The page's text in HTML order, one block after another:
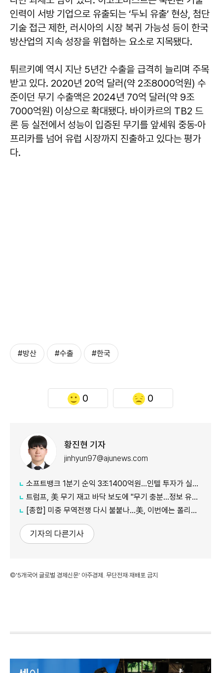
인력이 서방 기업으로 유출되는 ‘두뇌 유출’ 현상, 첨단
기술 접근 제한, 러시아의 시장 복귀 가능성 등이 한국
방산업의 지속 성장을 위협하는 요소로 지목됐다.
튀르키예 역시 지난 5년간 수출을 급격히 늘리며 주목
받고 있다. 2020년 20억 달러(약 2조8000억원) 수
준이던 무기 수출액은 2024년 70억 달러(약 9조
7000억원) 이상으로 확대됐다. 바이카르의 TB2 드
론 등 실전에서 성능이 입증된 무기를 앞세워 중동·아
프리카를 넘어 유럽 시장까지 진출하고 있다는 평가
다.
#방산 #수출 #한국
0 0
황진현 기자
jinhyun97@ajunews.com
소프트뱅크 1분기 순익 3조1400억원…인텔 투자가 실적 견인
트럼프, 美 무기 재고 바닥 보도에 "무기 충분…정보 유출자에 장기형"
[종합] 미중 무역전쟁 다시 불붙나…美, 이번에는 폴리실리콘 관세 15% 추진
기자의 다른기사
©'5개국어 글로벌 경제신문' 아주경제. 무단전재·재배포 금지